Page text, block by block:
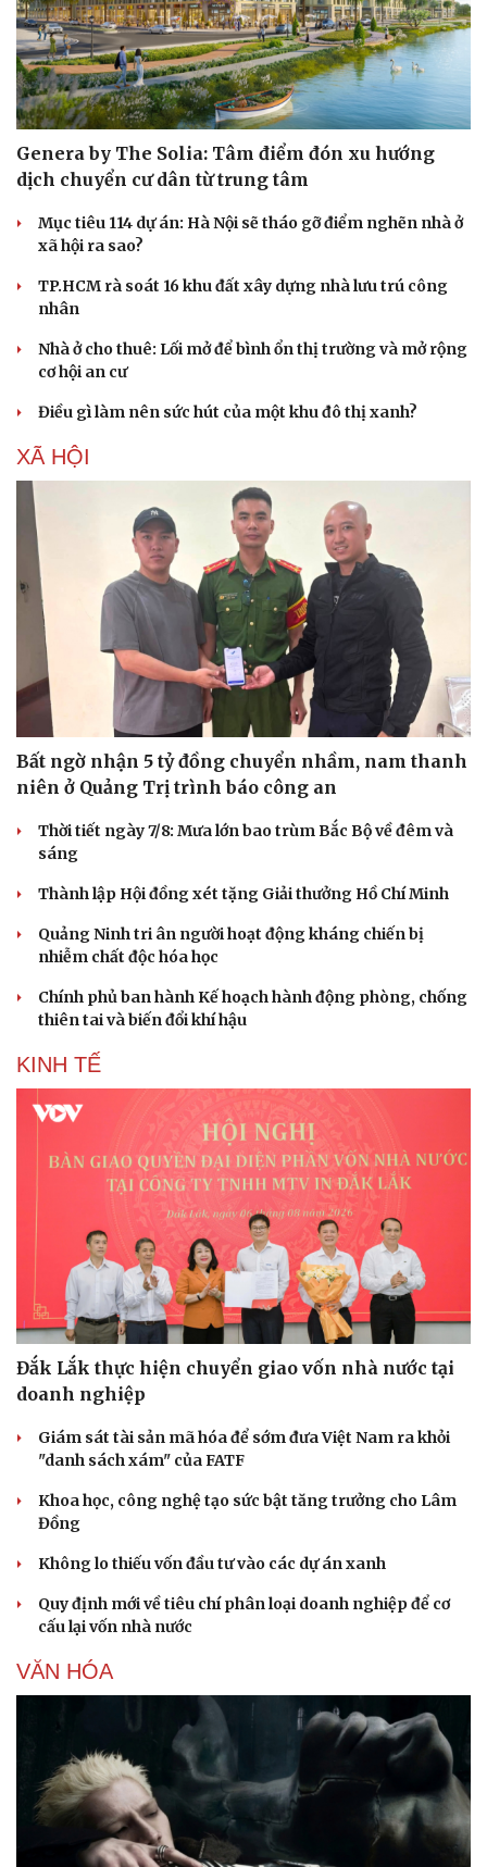
Sân khấu - Điện ảnh
Văn học
Âm nhạc
Di sản
Giải trí
Nghệ sĩ
Thời trang
Sao Việt
Genera by The Solia: Tâm điểm đón xu hướng
dịch chuyển cư dân từ trung tâm
Mục tiêu 114 dự án: Hà Nội sẽ tháo gỡ điểm nghẽn nhà ở
xã hội ra sao?
TP.HCM rà soát 16 khu đất xây dựng nhà lưu trú công
nhân
Nhà ở cho thuê: Lối mở để bình ổn thị trường và mở rộng
cơ hội an cư
Điều gì làm nên sức hút của một khu đô thị xanh?
XÃ HỘI
Bất ngờ nhận 5 tỷ đồng chuyển nhầm, nam thanh
niên ở Quảng Trị trình báo công an
Thời tiết ngày 7/8: Mưa lớn bao trùm Bắc Bộ về đêm và
sáng
Thành lập Hội đồng xét tặng Giải thưởng Hồ Chí Minh
Quảng Ninh tri ân người hoạt động kháng chiến bị
nhiễm chất độc hóa học
Chính phủ ban hành Kế hoạch hành động phòng, chống
thiên tai và biến đổi khí hậu
KINH TẾ
Đắk Lắk thực hiện chuyển giao vốn nhà nước tại
doanh nghiệp
Giám sát tài sản mã hóa để sớm đưa Việt Nam ra khỏi
"danh sách xám" của FATF
Khoa học, công nghệ tạo sức bật tăng trưởng cho Lâm
Đồng
Không lo thiếu vốn đầu tư vào các dự án xanh
Quy định mới về tiêu chí phân loại doanh nghiệp để cơ
cấu lại vốn nhà nước
VĂN HÓA